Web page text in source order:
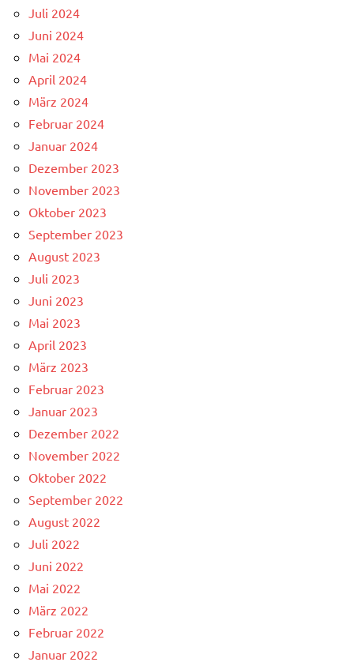
Juli 2024
Juni 2024
Mai 2024
April 2024
März 2024
Februar 2024
Januar 2024
Dezember 2023
November 2023
Oktober 2023
September 2023
August 2023
Juli 2023
Juni 2023
Mai 2023
April 2023
März 2023
Februar 2023
Januar 2023
Dezember 2022
November 2022
Oktober 2022
September 2022
August 2022
Juli 2022
Juni 2022
Mai 2022
März 2022
Februar 2022
Januar 2022